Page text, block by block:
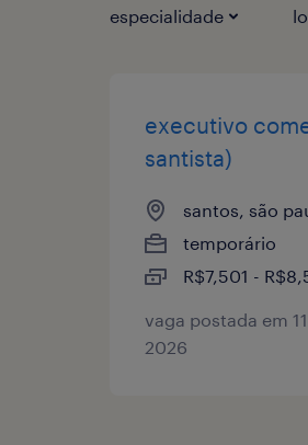
especialidade
executivo
santista)
santos, são
temporário
R$7,501 -
vaga postada em
2026